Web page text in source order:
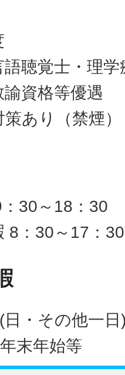
聴覚士・理
資格等優遇
あり（禁煙）
30～18：30
8：30～17：
・その他一日
末年始等